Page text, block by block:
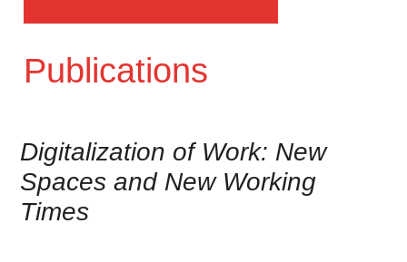
Publications
Digitalization of Work: New
Spaces and New Working
Times